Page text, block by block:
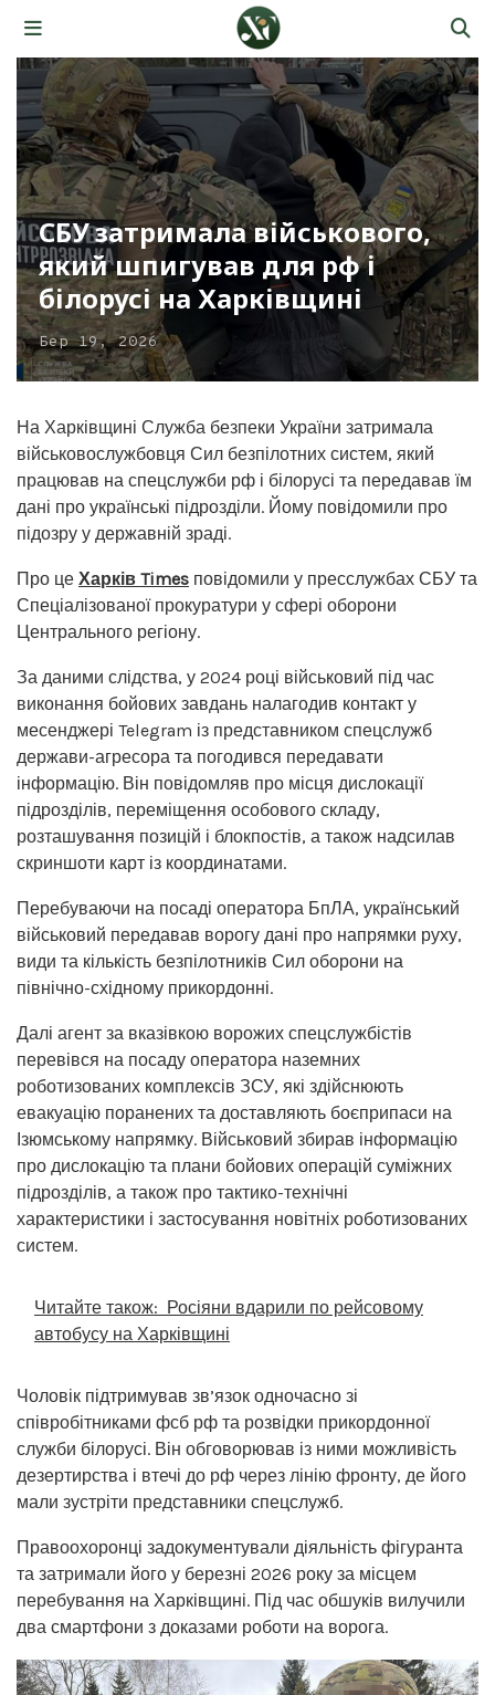
СБУ затримала військового,
який шпигував для рф і
білорусі на Харківщині
Бер 19, 2026
На Харківщині Служба безпеки України затримала
військовослужбовця Сил безпілотних систем, який
працював на спецслужби рф і білорусі та передавав їм
дані про українські підрозділи. Йому повідомили про
підозру у державній зраді.
Про це Харків Times повідомили у пресслужбах СБУ та
Спеціалізованої прокуратури у сфері оборони
Центрального регіону.
За даними слідства, у 2024 році військовий під час
виконання бойових завдань налагодив контакт у
месенджері Telegram із представником спецслужб
держави-агресора та погодився передавати
інформацію. Він повідомляв про місця дислокації
підрозділів, переміщення особового складу,
розташування позицій і блокпостів, а також надсилав
скриншоти карт із координатами.
Перебуваючи на посаді оператора БпЛА, український
військовий передавав ворогу дані про напрямки руху,
види та кількість безпілотників Сил оборони на
північно-східному прикордонні.
Далі агент за вказівкою ворожих спецслужбістів
перевівся на посаду оператора наземних
роботизованих комплексів ЗСУ, які здійснюють
евакуацію поранених та доставляють боєприпаси на
Ізюмському напрямку. Військовий збирав інформацію
про дислокацію та плани бойових операцій суміжних
підрозділів, а також про тактико-технічні
характеристики і застосування новітніх роботизованих
систем.
Читайте також: Росіяни вдарили по рейсовому
автобусу на Харківщині
Чоловік підтримував зв’язок одночасно зі
співробітниками фсб рф та розвідки прикордонної
служби білорусі. Він обговорював із ними можливість
дезертирства і втечі до рф через лінію фронту, де його
мали зустріти представники спецслужб.
Правоохоронці задокументували діяльність фігуранта
та затримали його у березні 2026 року за місцем
перебування на Харківщині. Під час обшуків вилучили
два смартфони з доказами роботи на ворога.